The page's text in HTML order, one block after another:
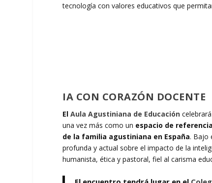
tecnología con valores educativos que
IA CON CORAZÓN DOCENTE
ElAula Agustiniana de Educación
una vez más como un espacio de
de la familia agustiniana en España. Bajo
profunda y actual sobre el impacto de la
humanista, ética y pastoral, fiel al carisma